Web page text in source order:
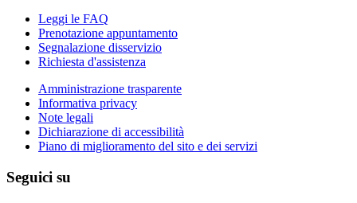
Leggi le FAQ
Prenotazione appuntamento
Segnalazione disservizio
Richiesta d'assistenza
Amministrazione trasparente
Informativa privacy
Note legali
Dichiarazione di accessibilità
Piano di miglioramento del sito e dei servizi
Seguici su